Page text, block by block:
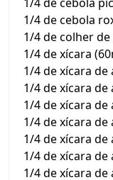
1/4 de cebola
1/4 de colher de
1/4 de xícara
1/4 de xícara de
1/4 de xícara de
1/4 de xícara de
1/4 de xícara de
1/4 de xícara
1/4 de xícara de
1/4 de xícara